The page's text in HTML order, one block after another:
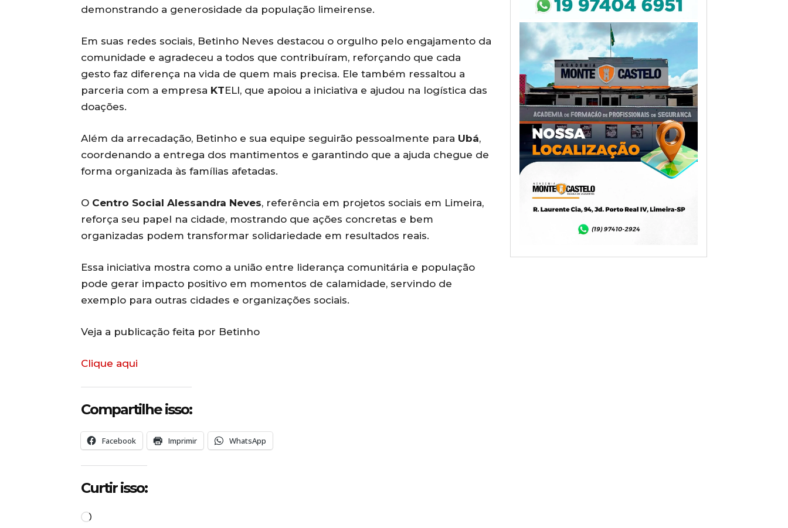
demonstrando a generosidade da população limeirense.
Em suas redes sociais, Betinho Neves destacou o orgulho pelo engajamento da
comunidade e agradeceu a todos que contribuíram, reforçando que cada
gesto faz diferença na vida de quem mais precisa. Ele também ressaltou a
parceria com a empresa KTELI, que apoiou a iniciativa e ajudou na logística das
doações.
Além da arrecadação, Betinho e sua equipe seguirão pessoalmente para Ubá,
coordenando a entrega dos mantimentos e garantindo que a ajuda chegue de
forma organizada às famílias afetadas.
O Centro Social Alessandra Neves, referência em projetos sociais em Limeira,
reforça seu papel na cidade, mostrando que ações concretas e bem
organizadas podem transformar solidariedade em resultados reais.
Essa iniciativa mostra como a união entre liderança comunitária e população
pode gerar impacto positivo em momentos de calamidade, servindo de
exemplo para outras cidades e organizações sociais.
Veja a publicação feita por Betinho
Clique aqui
Compartilhe isso:
Facebook Imprimir WhatsApp
Curtir isso:
C